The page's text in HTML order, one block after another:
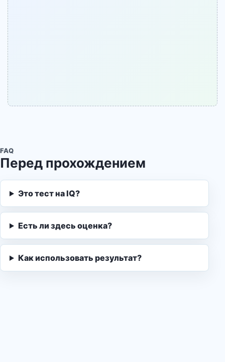
FAQ
Перед прохождением
Это тест на IQ?
Есть ли здесь оценка?
Как использовать результат?